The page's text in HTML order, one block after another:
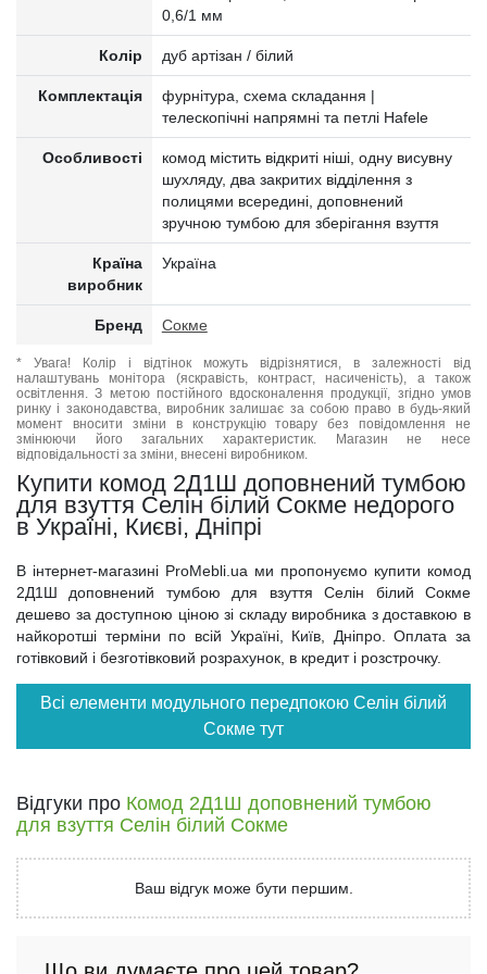
0,6/1 мм
Колір дуб артізан / білий
Комплектація
фурнітура, схема складання |
телескопічні напрямні та петлі Hafele
Особливості
комод містить відкриті ніші, одну висувну
шухляду, два закритих відділення з
полицями всередині, доповнений
зручною тумбою для зберігання взуття
Країна
виробник
Україна
Бренд Сокме
* Увага! Колір і відтінок можуть відрізнятися, в залежності від
налаштувань монітора (яскравість, контраст, насиченість), а також
освітлення. З метою постійного вдосконалення продукції, згідно умов
ринку і законодавства, виробник залишає за собою право в будь-який
момент вносити зміни в конструкцію товару без повідомлення не
змінюючи його загальних характеристик. Магазин не несе
відповідальності за зміни, внесені виробником.
Купити комод 2Д1Ш доповнений тумбою
для взуття Селін білий Сокме недорого
в Україні, Києві, Дніпрі
В інтернет-магазині ProMebli.ua ми пропонуємо купити комод
2Д1Ш доповнений тумбою для взуття Селін білий Сокме
дешево за доступною ціною зі складу виробника з доставкою в
найкоротші терміни по всій Україні, Київ, Дніпро. Оплата за
готівковий і безготівковий розрахунок, в кредит і розстрочку.
Всі елементи модульного передпокою Селін білий
Сокме тут
Відгуки про Комод 2Д1Ш доповнений тумбою
для взуття Селін білий Сокме
Ваш відгук може бути першим.